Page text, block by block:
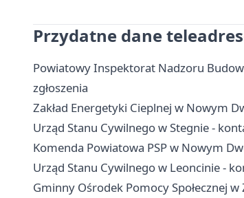
Przydatne dane
Powiatowy Inspektorat Nadzoru
zgłoszenia
Zakład Energetyki Cieplnej w Nowym
Urząd Stanu Cywilnego w Stegnie -
Komenda Powiatowa PSP w Nowym
Urząd Stanu Cywilnego w Leoncinie -
Gminny Ośrodek Pomocy Społecznej